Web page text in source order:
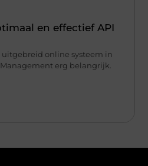
en effectief API
uitgebreid online systeem in
erg belangrijk.